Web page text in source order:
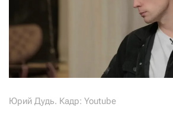
Юрий Дудь. Кадр: Youtube